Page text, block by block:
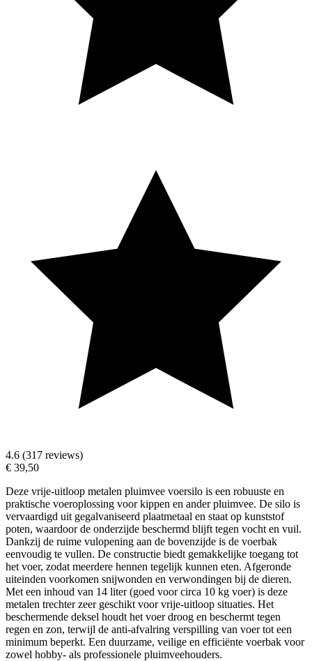
4.6 (317 reviews)
€ 39,50
Deze vrije-uitloop metalen pluimvee voersilo is een robuuste en
praktische voeroplossing voor kippen en ander pluimvee. De silo is
vervaardigd uit gegalvaniseerd plaatmetaal en staat op kunststof
poten, waardoor de onderzijde beschermd blijft tegen vocht en vuil.
Dankzij de ruime vulopening aan de bovenzijde is de voerbak
eenvoudig te vullen. De constructie biedt gemakkelijke toegang tot
het voer, zodat meerdere hennen tegelijk kunnen eten. Afgeronde
uiteinden voorkomen snijwonden en verwondingen bij de dieren.
Met een inhoud van 14 liter (goed voor circa 10 kg voer) is deze
metalen trechter zeer geschikt voor vrije-uitloop situaties. Het
beschermende deksel houdt het voer droog en beschermt tegen
regen en zon, terwijl de anti-afvalring verspilling van voer tot een
minimum beperkt. Een duurzame, veilige en efficiënte voerbak voor
zowel hobby- als professionele pluimveehouders.